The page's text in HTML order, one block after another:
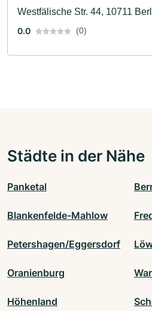
Westfälische Str. 44, 10711
0.0
(0)
Städte in der Nähe
Panketal
Blankenfelde-Mahlow
Petershagen/Eggersdorf
Oranienburg
Höhenland